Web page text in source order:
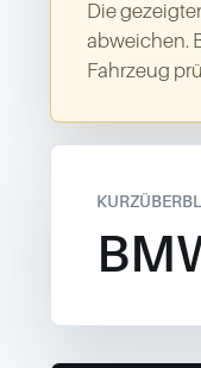
Die
abweichen.
Fahrzeug